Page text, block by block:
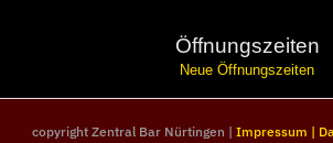
Öffnungszeiten
Neue Öffnungszeiten
copyright Zentral Bar Nürtingen | Impressum |